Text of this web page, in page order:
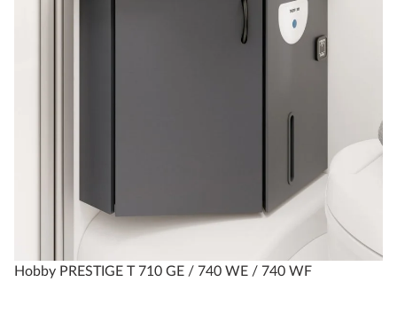
Hobby PRESTIGE T 710 GE / 740 WE / 740 WF